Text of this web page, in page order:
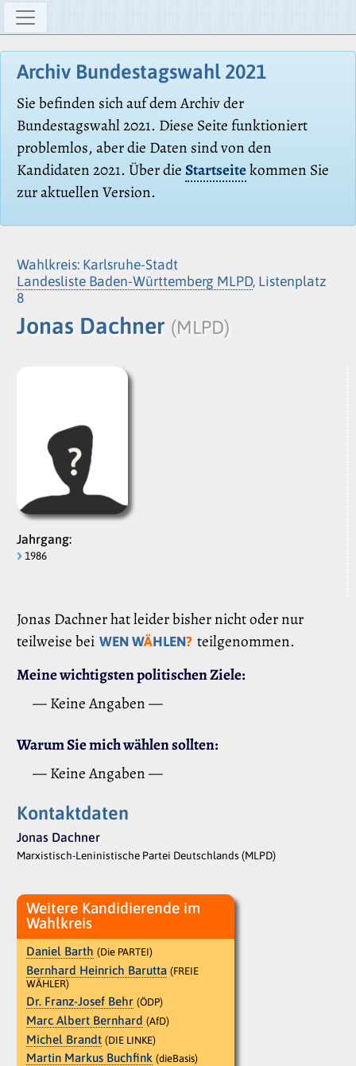
Archiv Bundestagswahl 2021
Sie befinden sich auf dem Archiv der
Bundestagswahl 2021. Diese Seite funktioniert
problemlos, aber die Daten sind von den
Kandidaten 2021. Über dieStartseitekommen Sie
zur aktuellen Version.
Wahlkreis: Karlsruhe-Stadt
Landesliste Baden-Württemberg MLPD, Listenplatz
8
Jonas Dachner (MLPD)
Jahrgang:
1986
Jonas Dachner hat leider bisher nicht oder nur
teilweise bei WEN WÄHLEN? teilgenommen.
Meine wichtigsten politischen Ziele:
— Keine Angaben —
Warum Sie mich wählen sollten:
— Keine Angaben —
Kontaktdaten
Jonas Dachner
Marxistisch-Leninistische Partei Deutschlands (MLPD)
Weitere Kandidierende im
Wahlkreis
Daniel Barth (Die PARTEI)
Bernhard Heinrich Barutta (FREIE
WÄHLER)
Dr. Franz-Josef Behr (ÖDP)
Marc Albert Bernhard (AfD)
Michel Brandt (DIE LINKE)
Martin Markus Buchfink (dieBasis)